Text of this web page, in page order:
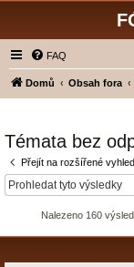
FAQ
Domů Obsah fora
Témata bez
Přejít na rozšířené
Nalezeno 160